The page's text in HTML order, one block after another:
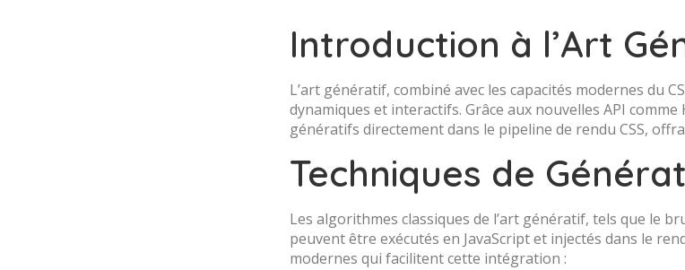
Introduction à l’Art
L’art génératif, combiné avec les capacités modernes du
dynamiques et interactifs. Grâce aux nouvelles API
génératifs directement dans le pipeline de rendu CSS,
Techniques de
Les algorithmes classiques de l’art génératif, tels que le
peuvent être exécutés en JavaScript et injectés dans le
modernes qui facilitent cette intégration :